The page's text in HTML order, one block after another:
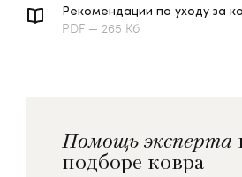
Рекомендации по уходу за
PDF — 265 Кб
Помощь эксперта
подборе ковра